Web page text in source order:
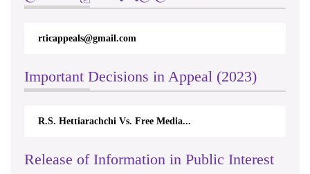
rticappeals@gmail.com
Important Decisions in Appeal (2023)
R.S. Hettiarachchi Vs. Free Media...
Release of Information in Public Interest